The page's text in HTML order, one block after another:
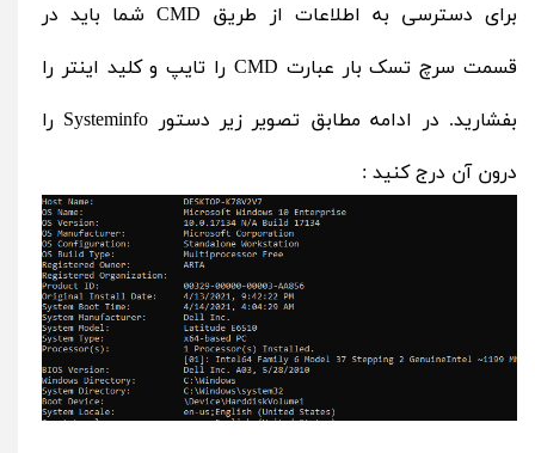
برای دسترسی به اطلاعات از طریق CMD‌ شما باید در
قسمت سرچ تسک بار عبارت CMD‌ را تایپ و کلید اینتر را
بفشارید. در ادامه مطابق تصویر زیر دستور Systeminfo را
درون آن درج کنید :